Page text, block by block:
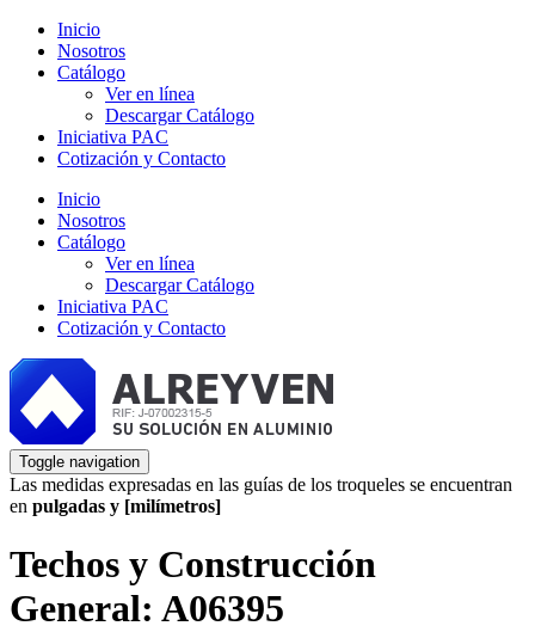
Inicio
Nosotros
Catálogo
Ver en línea
Descargar Catálogo
Iniciativa PAC
Cotización y Contacto
Inicio
Nosotros
Catálogo
Ver en línea
Descargar Catálogo
Iniciativa PAC
Cotización y Contacto
Toggle navigation
Las medidas expresadas en las guías de los troqueles se encuentran
en pulgadas y [milímetros]
Techos y Construcción
General: A06395